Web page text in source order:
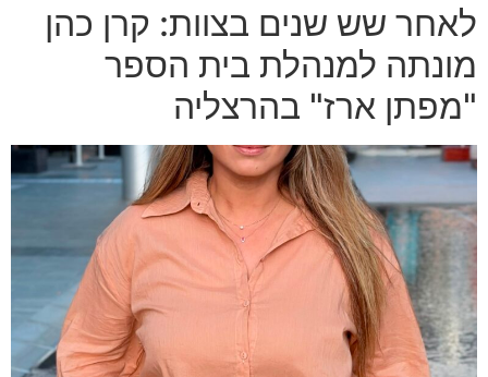
לאחר שש שנים בצוות: קרן כהן
מונתה למנהלת בית הספר
"מפתן ארז" בהרצליה